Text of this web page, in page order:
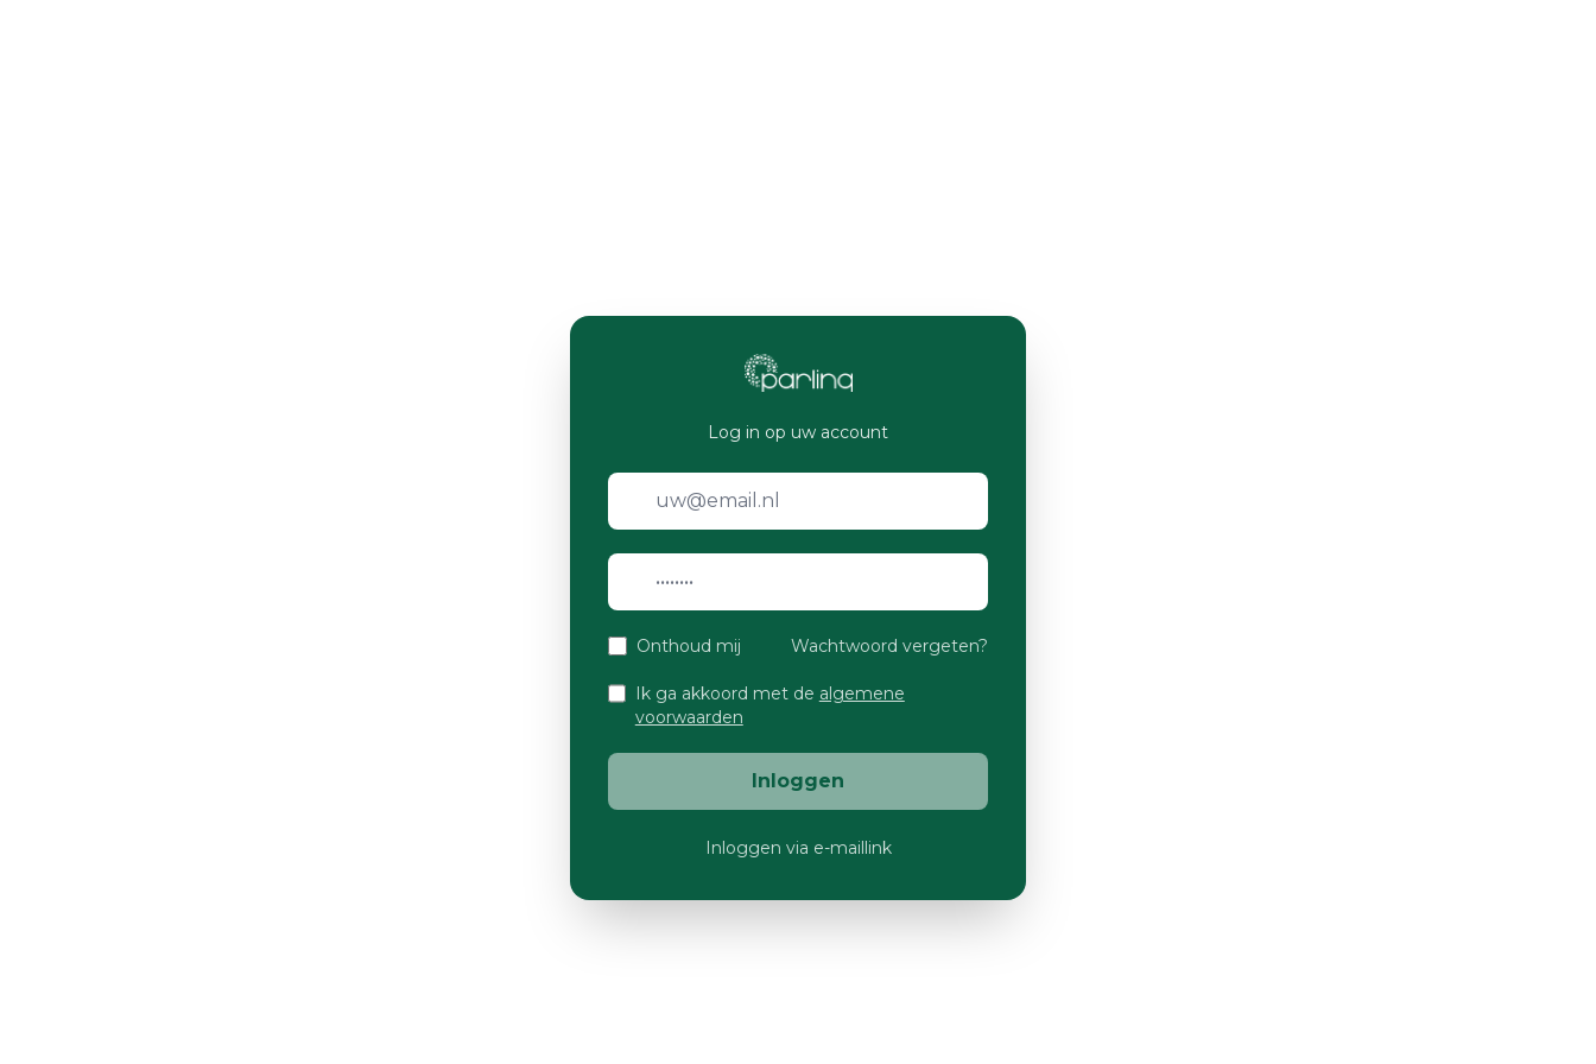
Log in op uw account
Onthoud mij Wachtwoord vergeten?
Ik ga akkoord met de algemene
voorwaarden
Inloggen
Inloggen via e-maillink